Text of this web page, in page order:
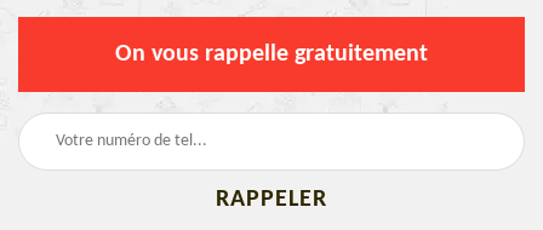
On vous rappelle gratuitement